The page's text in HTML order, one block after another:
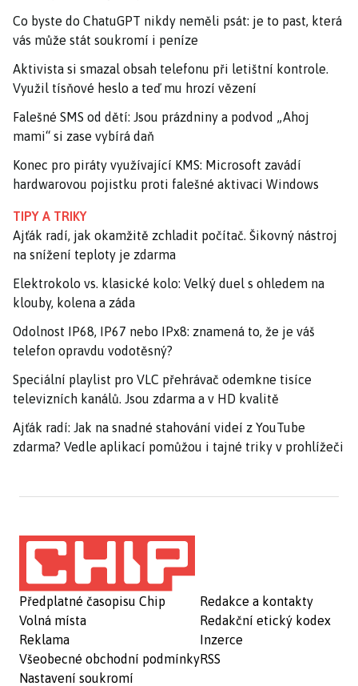
Co byste do ChatuGPT nikdy neměli psát: je to past, která
vás může stát soukromí i peníze
Aktivista si smazal obsah telefonu při letištní kontrole.
Využil tísňové heslo a teď mu hrozí vězení
Falešné SMS od dětí: Jsou prázdniny a podvod „Ahoj
mami“ si zase vybírá daň
Konec pro piráty využívající KMS: Microsoft zavádí
hardwarovou pojistku proti falešné aktivaci Windows
TIPY A TRIKY
Ajťák radí, jak okamžitě zchladit počítač. Šikovný nástroj
na snížení teploty je zdarma
Elektrokolo vs. klasické kolo: Velký duel s ohledem na
klouby, kolena a záda
Odolnost IP68, IP67 nebo IPx8: znamená to, že je váš
telefon opravdu vodotěsný?
Speciální playlist pro VLC přehrávač odemkne tisíce
televizních kanálů. Jsou zdarma a v HD kvalitě
Ajťák radí: Jak na snadné stahování videí z YouTube
zdarma? Vedle aplikací pomůžou i tajné triky v prohlížeči
Předplatné časopisu Chip
Volná místa
Reklama
Všeobecné obchodní podmínky
Nastavení soukromí
Redakce a kontakty
Redakční etický kodex
Inzerce
RSS